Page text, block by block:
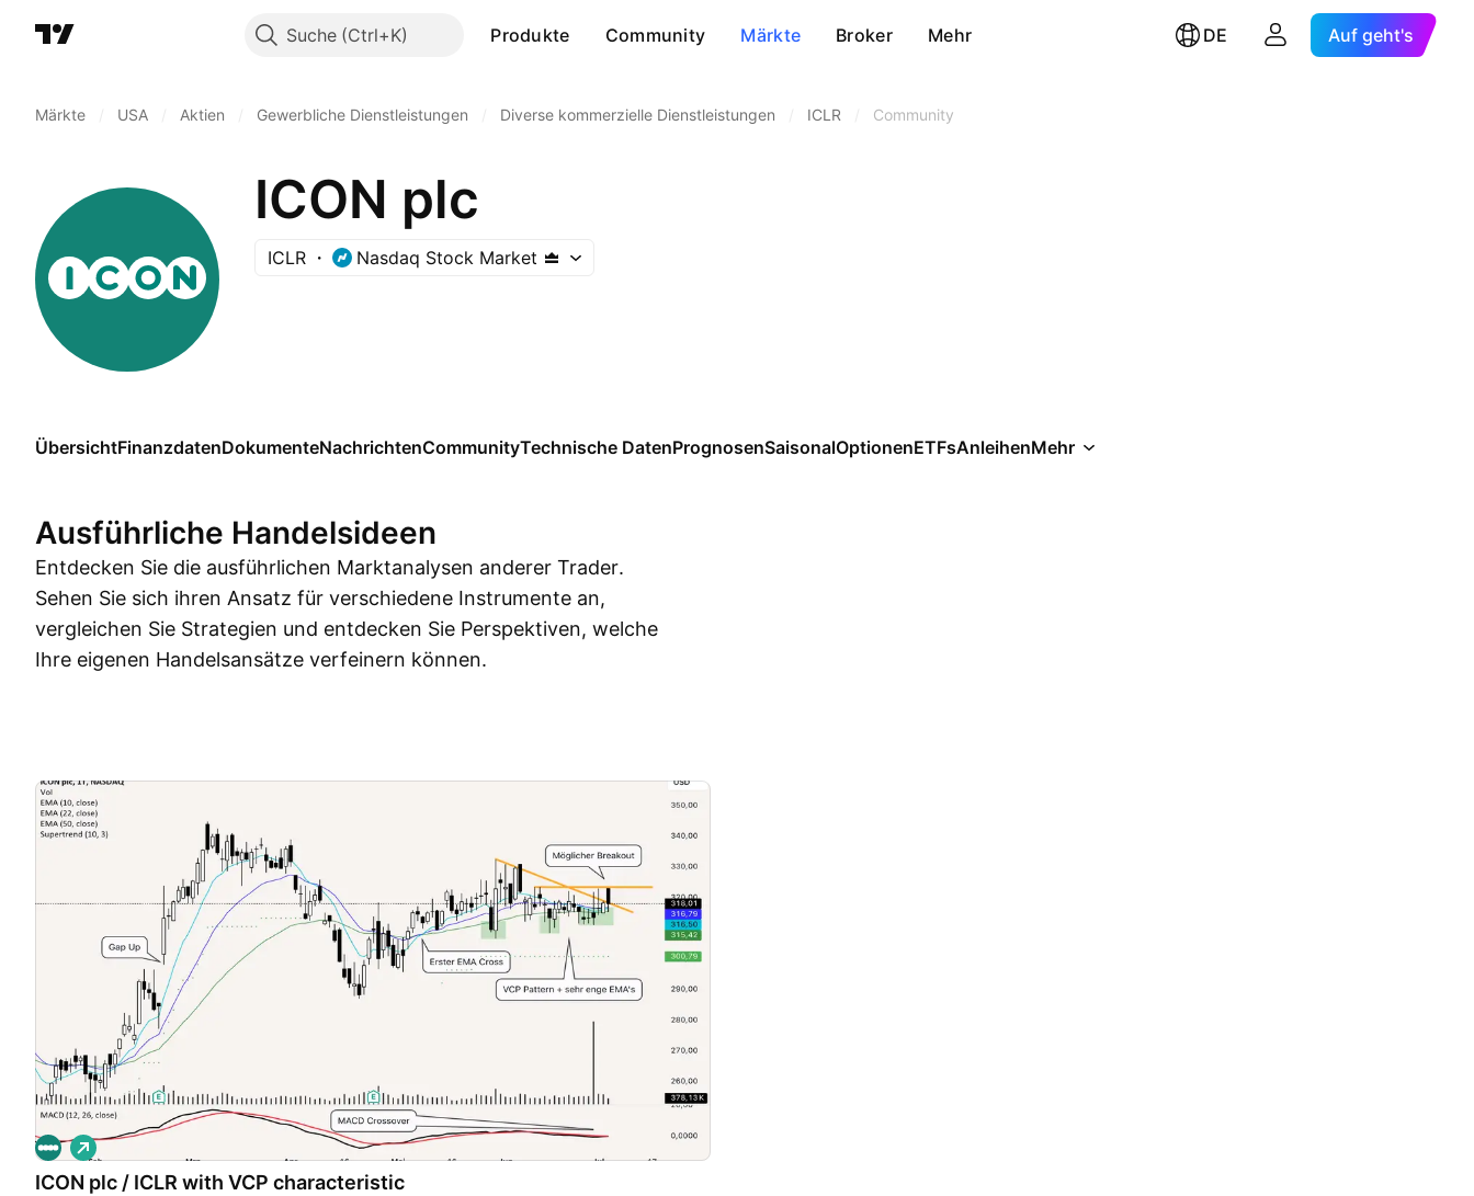
Suche Produkte Community Märkte Broker Mehr DE Auf geht's
Märkte USA Aktien Gewerbliche Dienstleistungen Diverse kommerzielle Dienstleistungen ICLR Community
ICON plc
ICLR Nasdaq Stock Market
ÜbersichtFinanzdatenDokumenteNachrichtenCommunityTechnische DatenPrognosenSaisonalOptionenETFsAnleihenMehr
Ausführliche Handelsideen
Entdecken Sie die ausführlichen Marktanalysen anderer Trader.
Sehen Sie sich ihren Ansatz für verschiedene Instrumente an,
vergleichen Sie Strategien und entdecken Sie Perspektiven, welche
Ihre eigenen Handelsansätze verfeinern können.
ICON plc / ICLR with VCP characteristic
L
o
n